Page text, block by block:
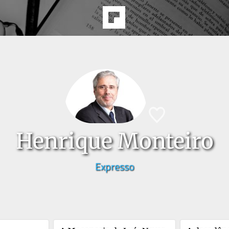
Henrique Monteiro
Expresso